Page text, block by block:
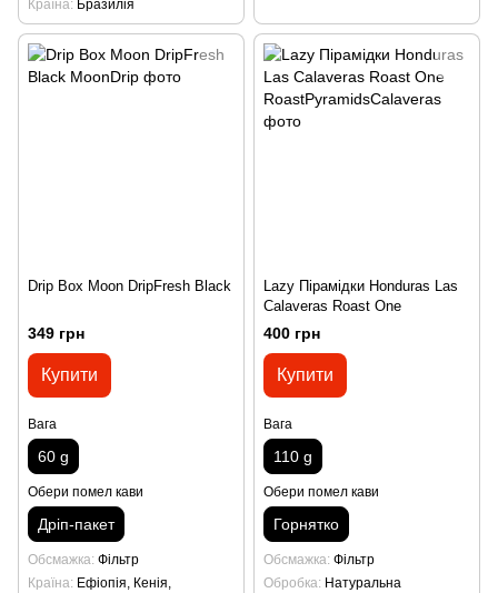
Країна Бразилія
Drip Box Moon DripFresh Black
349 грн
Купити
Вага
60 g
Обери помел кави
Дріп-пакет
Обсмажка Фільтр
Країна Ефіопія, Кенія,
Lazy Пірамідки Honduras Las
Calaveras Roast One
400 грн
Купити
Вага
110 g
Обери помел кави
Горнятко
Обсмажка Фільтр
Обробка Натуральна